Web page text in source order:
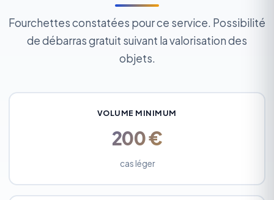
Fourchettes constatées pour ce service. Possibilité
de débarras gratuit suivant la valorisation des
objets.
VOLUME MINIMUM
200 €
cas léger